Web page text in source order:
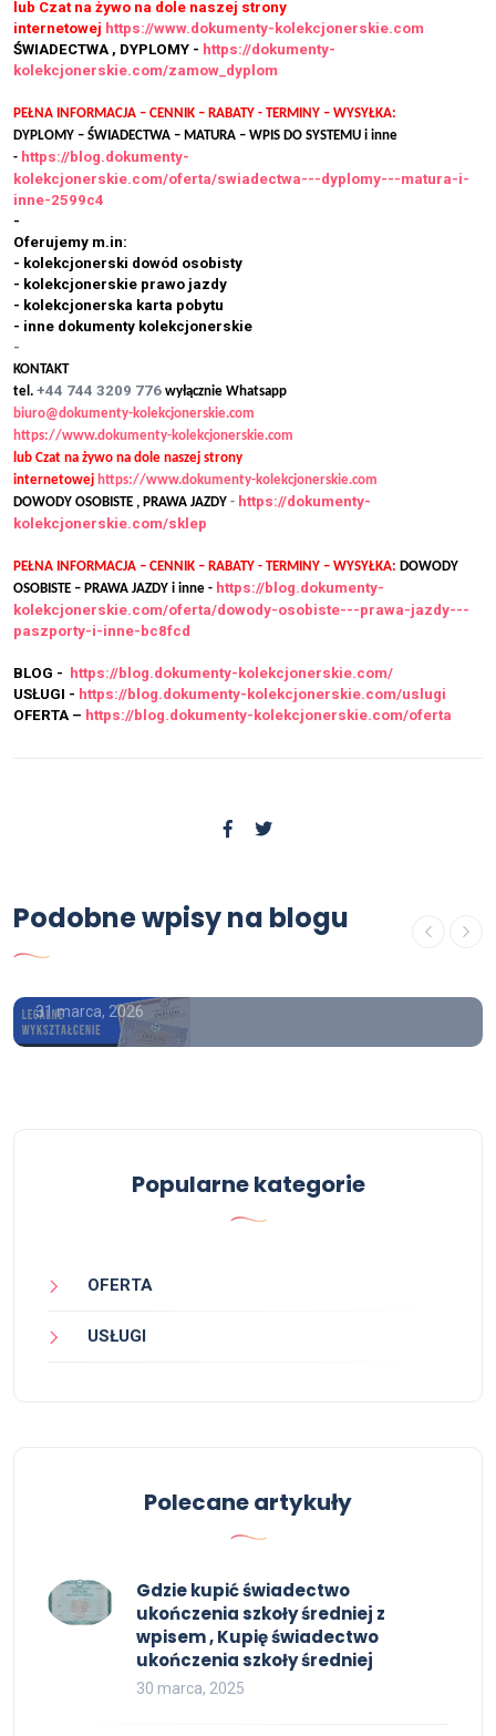
lub Czat na żywo na dole naszej strony
internetowej https://www.dokumenty-kolekcjonerskie.com
ŚWIADECTWA , DYPLOMY - https://dokumenty-
kolekcjonerskie.com/zamow_dyplom
PEŁNA INFORMACJA – CENNIK – RABATY - TERMINY – WYSYŁKA:
DYPLOMY – ŚWIADECTWA – MATURA – WPIS DO SYSTEMU i inne
- https://blog.dokumenty-
kolekcjonerskie.com/oferta/swiadectwa---dyplomy---matura-i-
inne-2599c4
-
Oferujemy m.in:
- kolekcjonerski dowód osobisty
- kolekcjonerskie prawo jazdy
- kolekcjonerska karta pobytu
- inne dokumenty kolekcjonerskie
-
KONTAKT
tel. +44 744 3209 776 wyłącznie Whatsapp
biuro@dokumenty-kolekcjonerskie.com
https://www.dokumenty-kolekcjonerskie.com
lub Czat na żywo na dole naszej strony
internetowej https://www.dokumenty-kolekcjonerskie.com
DOWODY OSOBISTE , PRAWA JAZDY - https://dokumenty-
kolekcjonerskie.com/sklep
PEŁNA INFORMACJA – CENNIK – RABATY - TERMINY – WYSYŁKA: DOWODY
OSOBISTE – PRAWA JAZDY i inne - https://blog.dokumenty-
kolekcjonerskie.com/oferta/dowody-osobiste---prawa-jazdy---
paszporty-i-inne-bc8fcd
BLOG -
https://blog.dokumenty-kolekcjonerskie.com/
USŁUGI - https://blog.dokumenty-kolekcjonerskie.com/uslugi
OFERTA – https://blog.dokumenty-kolekcjonerskie.com/oferta
Podobne wpisy na blogu
Kupię świadectwo ukończenia
szkoły średniej
31 marca, 2026
Popularne kategorie
OFERTA
USŁUGI
Polecane artykuły
Gdzie kupić świadectwo
ukończenia szkoły średniej z
wpisem , Kupię świadectwo
ukończenia szkoły średniej
30 marca, 2025